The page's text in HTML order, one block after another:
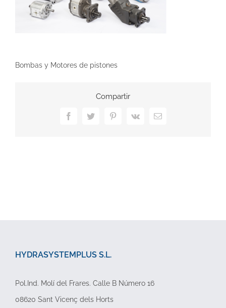
Bombas y Motores de pistones
Compartir
FacebookTwitterPinterest
Vk
Correo
HYDRASYSTEMPLUS S.L.
Pol.Ind. Molí del Frares. Calle B Número 16
08620 Sant Vicenç dels Horts